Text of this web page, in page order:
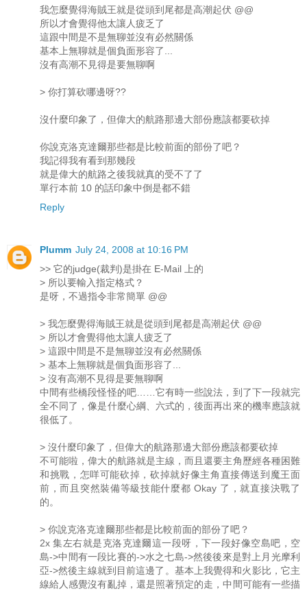
我怎麼覺得海賊王就是從頭到尾都是高潮起伏 @@
所以才會覺得他太讓人疲乏了
這跟中間是不是無聊並沒有必然關係
基本上無聊就是個負面形容了...
沒有高潮不見得是要無聊啊
> 你打算砍哪邊呀??
沒什麼印象了，但偉大的航路那邊大部份應該都要砍掉
你說克洛克達爾那些都是比較前面的部份了吧？
我記得我有看到那幾段
就是偉大的航路之後我就真的受不了了
單行本前 10 的話印象中倒是都不錯
Reply
Plumm July 24, 2008 at 10:16 PM
>> 它的judge(裁判)是掛在 E-Mail 上的
> 所以要輸入指定格式？
是呀，不過指令非常簡單 @@
> 我怎麼覺得海賊王就是從頭到尾都是高潮起伏 @@
> 所以才會覺得他太讓人疲乏了
> 這跟中間是不是無聊並沒有必然關係
> 基本上無聊就是個負面形容了...
> 沒有高潮不見得是要無聊啊
中間有些橋段怪怪的吧……它有時一些說法，到了下一段就完
全不同了，像是什麼心綱、六式的，後面再出來的機率應該就
很低了。
> 沒什麼印象了，但偉大的航路那邊大部份應該都要砍掉
不可能啦，偉大的航路就是主線，而且還要主角歷經各種困難
和挑戰，怎咩可能砍掉，砍掉就好像主角直接傳送到魔王面
前，而且突然裝備等級技能什麼都 Okay 了，就直接決戰了
的。
> 你說克洛克達爾那些都是比較前面的部份了吧？
2x 集左右就是克洛克達爾這一段呀，下一段好像空島吧，空
島->中間有一段比賽的->水之七島->然後後來是對上月光摩利
亞->然後主線就到目前這邊了。基本上我覺得和火影比，它主
線給人感覺沒有亂掉，還是照著預定的走，中間可能有一些描